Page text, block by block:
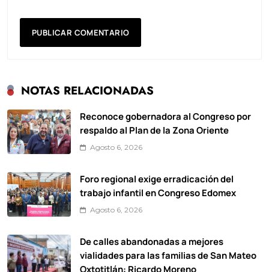
NOTAS RELACIONADAS
Reconoce gobernadora al Congreso por
respaldo al Plan de la Zona Oriente
Agosto 6, 2026
Foro regional exige erradicación del
trabajo infantil en Congreso Edomex
Agosto 6, 2026
De calles abandonadas a mejores
vialidades para las familias de San Mateo
Oxtotitlán: Ricardo Moreno